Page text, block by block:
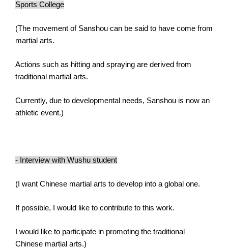
Sports College
(The movement of Sanshou can be said to have come from
martial arts.
Actions such as hitting and spraying are derived from
traditional martial arts.
Currently, due to developmental needs, Sanshou is now an
athletic event.)
- Interview with Wushu student
(I want Chinese martial arts to develop into a global one.
If possible, I would like to contribute to this work.
I would like to participate in promoting the traditional
Chinese martial arts.)